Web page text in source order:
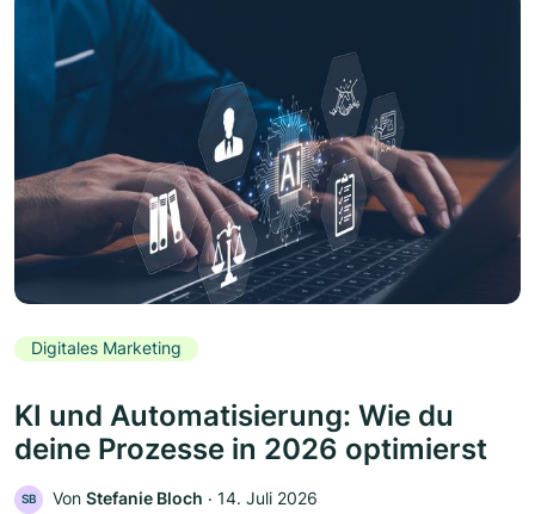
Digitales Marketing
KI und Automatisierung: Wie du
deine Prozesse in 2026 optimierst
SB Von Stefanie Bloch ‧ 14. Juli 2026